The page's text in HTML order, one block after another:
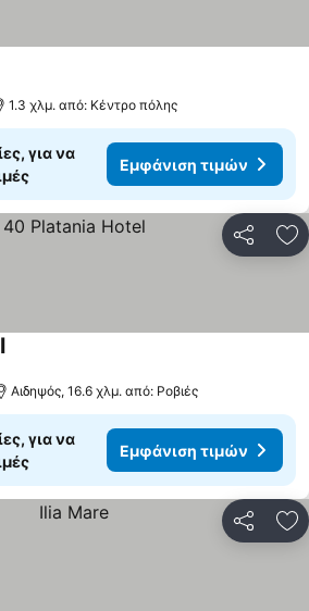
1.3 χλμ. από: Κέντρο πόλης
για να
Εμφάνιση τιμών
Αιδηψός, 16.6 χλμ. από: Ροβιές
για να
Εμφάνιση τιμών